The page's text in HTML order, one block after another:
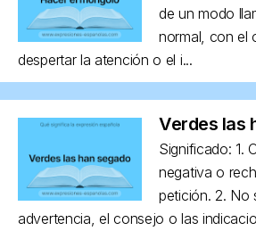
de un modo
normal, con el
despertar la atención o el i...
Verdes las
Significado: 1.
negativa o
petición. 2. No
advertencia, el consejo o las